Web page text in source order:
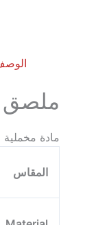
ملصق
مادة
المقاس